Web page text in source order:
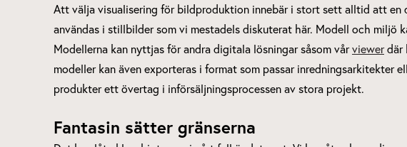
Att välja visualisering för bildproduktion innebär i stort sett alltid att
användas i stillbilder som vi mestadels diskuterat här. Modell och miljö
Modellerna kan nyttjas för andra digitala lösningar såsom vårviewerdär
modeller kan även exporteras i format som passar
produkter ett övertag i införsäljningsprocessen av stora projekt.
Fantasin sätter gränserna